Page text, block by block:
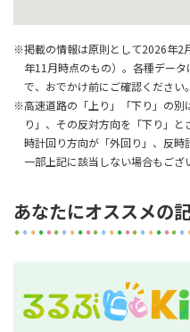
※掲載の情報は原則として2026年2
年11月時点のもの）。各種デー
で、おでかけ前にご確認ください。
※高速道路の「上り」「下り」の別
り」、その反対方向を「下り」
時計回り方向が「外回り」、反時
一部上記に該当しない場合もござ
あなたにオススメの